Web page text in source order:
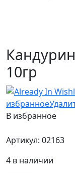
10гр
избранное
В избранное
Артикул: 02163
4 в наличии